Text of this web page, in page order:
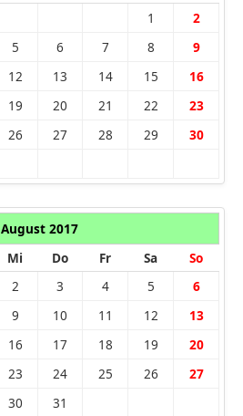
1 2
5 6 7 8 9
12 13 14 15 16
19 20 21 22 23
26 27 28 29 30
August 2017
Mi Do Fr Sa So
2 3 4 5 6
9 10 11 12 13
16 17 18 19 20
23 24 25 26 27
30 31